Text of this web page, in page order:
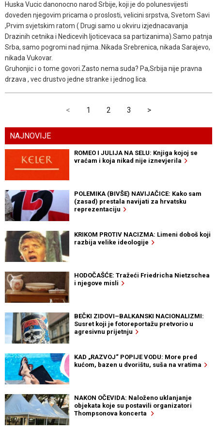
Huska Vucic danonocno narod Srbije, koji je do polunesvijesti
doveden njegovim pricama o proslosti, velicini srpstva, Svetom Savi
,Prvim svjetskim ratom ( Drugi samo u okviru izjednacavanja
Drazinih cetnika i Nedicevih ljoticevaca sa partizanima).Samo patnja
Srba, samo pogromi nad njima..Nikada Srebrenica, nikada Sarajevo,
nikada Vukovar.
Gruhonjic i o tome govori.Zasto nema suda? Pa,Srbija nije pravna
drzava , vec drustvo jedne stranke i jednog lica.
< 1 2 3 >
NAJNOVIJE
ROMEO I JULIJA NA SELU: Knjiga kojoj se
vraćam i koja nikad nije iznevjerila
POLEMIKA (BIVŠE) NAVIJAČICE: Kako sam
(zasad) prestala navijati za hrvatsku
reprezentaciju
KRIKOM PROTIV NACIZMA: Limeni doboš koji
razbija velike ideologije
HODOČAŠĆE: Tražeći Friedricha Nietzschea
i njegove misli
BEČKI ZIDOVI–BALKANSKI NACIONALIZMI:
Susret koji je fotoreportažu pretvorio u
agresivnu prijetnju
KAD „RAZVOJ“ POPIJE VODU: More pred
kućom, bazen u dvorištu, suša na vratima
NAKON OČEVIDA: Naloženo uklanjanje
objekata koje su postavili organizatori
Thompsonova koncerta